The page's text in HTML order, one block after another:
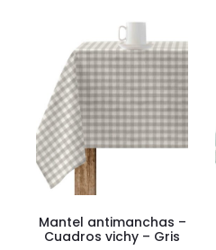
Mantel antimanchas –
Cuadros vichy – Gris